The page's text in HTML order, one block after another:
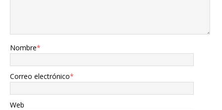
Nombre*
Correo electrónico*
Web